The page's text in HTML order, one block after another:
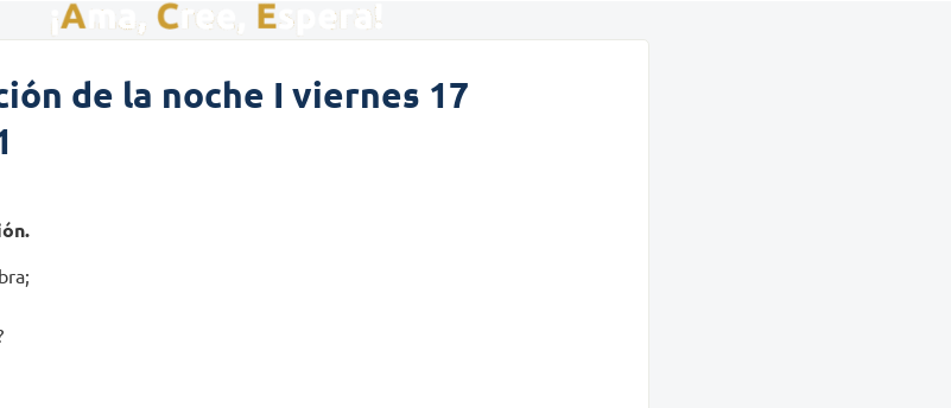
de la noche I viernes 17